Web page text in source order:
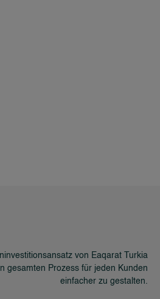
von Eaqarat Turkia
gesamten Prozess für jeden Kunden
einfacher zu gestalten.